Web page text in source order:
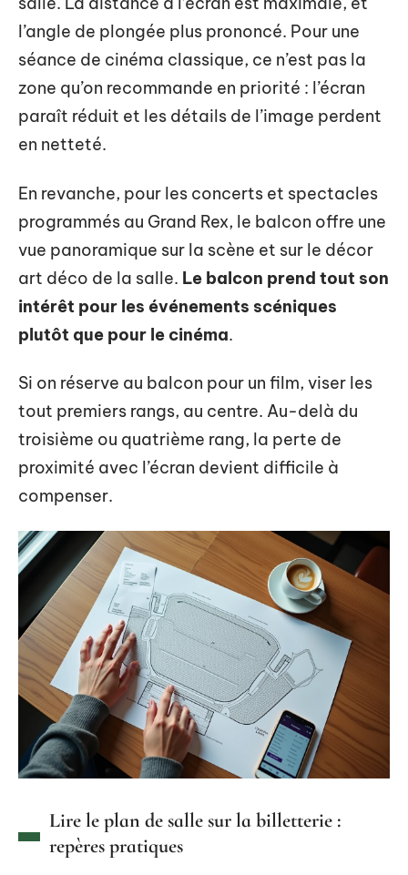
l’angle de plongée plus prononcé. Pour une
séance de cinéma classique, ce n’est pas la
zone qu’on recommande en priorité : l’écran
paraît réduit et les détails de l’image perdent
en netteté.
En revanche, pour les concerts et spectacles
programmés au Grand Rex, le balcon offre une
vue panoramique sur la scène et sur le décor
art déco de la salle. Le balcon prend tout son
intérêt pour les événements scéniques
plutôt que pour le cinéma.
Si on réserve au balcon pour un film, viser les
tout premiers rangs, au centre. Au-delà du
troisième ou quatrième rang, la perte de
proximité avec l’écran devient difficile à
compenser.
Lire le plan de salle sur la billetterie :
repères pratiques